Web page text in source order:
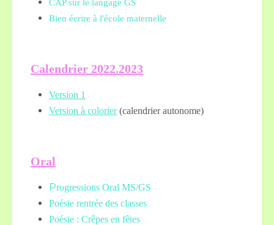
CAP sur le langage GS
Bien écrire à l'école maternelle
Calendrier 2022.2023
Version 1
Version à colorier(calendrier autonome)
Oral
Progressions Oral MS/GS
Poésie rentrée des classes
Poésie : Crêpes en fêtes